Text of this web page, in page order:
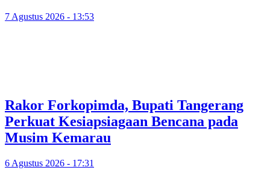
7 Agustus 2026 - 13:53
Rakor Forkopimda, Bupati Tangerang
Perkuat Kesiapsiagaan Bencana pada
Musim Kemarau
6 Agustus 2026 - 17:31